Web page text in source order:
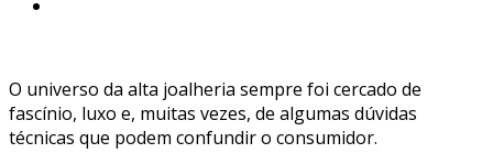
O universo da alta joalheria sempre foi cercado de
fascínio, luxo e, muitas vezes, de algumas dúvidas
técnicas que podem confundir o consumidor.